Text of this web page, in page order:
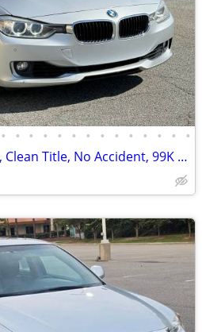
• • • • • • • • • • • • • •
2015 BMW 3 Series 335i, Clean Title, No Accident, 99K Miles